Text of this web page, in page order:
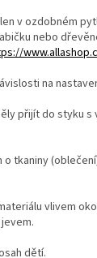
v ozdobném
nebo
na
přijít do styku s
tkaniny
vlivem
dětí.